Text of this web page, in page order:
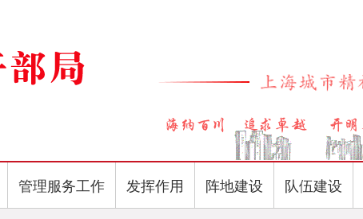
管理服务工作 发挥作用 阵地建设 队伍建设